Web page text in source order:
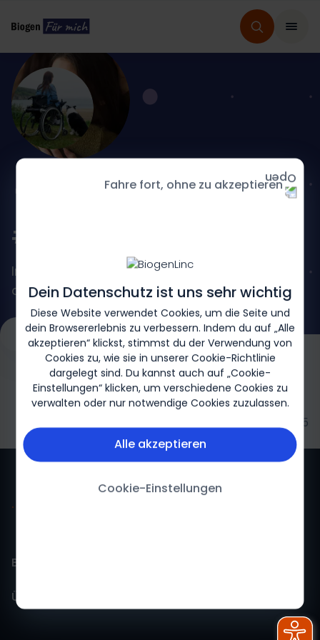
Dein Datenschutz ist uns sehr wichtig
Diese Website verwendet Cookies, um die Seite und
dein Browsererlebnis zu verbessern. Indem du auf „Alle
akzeptieren“ klickst, stimmst du der Verwendung von
Cookies zu, wie sie in unserer Cookie-Richtlinie
dargelegt sind. Du kannst auch auf „Cookie-
Einstellungen“ klicken, um verschiedene Cookies zu
verwalten oder nur notwendige Cookies zuzulassen.
Alle akzeptieren
Cookie-Einstellungen
Fahre fort, ohne zu akzeptieren
FRIEDREICH-ATAXIE SERVICES
#CareFA
Individuelle Begleitung,
die zu dir passt
Service Center #CareFA Begleitprogramm
Biogen-265929 05/2025
Biogen für mich
Biogen Für mich-Startseite
Über Biogen